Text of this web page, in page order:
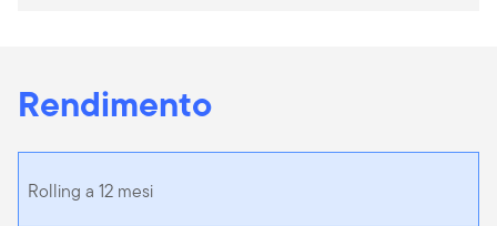
Rendimento
Rolling a 12 mesi